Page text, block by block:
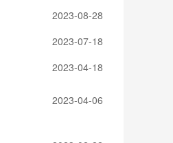
2023-08-28
2023-07-18
2023-04-18
2023-04-06